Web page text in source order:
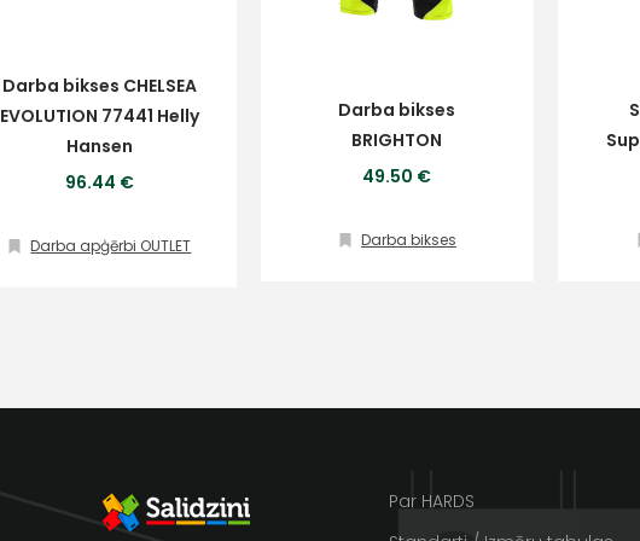
Darba bikses CHELSEA
EVOLUTION 77441 Helly
Hansen
96.44 €
Darba apģērbi OUTLET
Darba bikses
BRIGHTON
49.50 €
Darba bikses
Par HARDS
Klientu
atbalsts